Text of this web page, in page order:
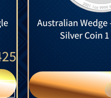
Australian Wedge
Silver Coin
-